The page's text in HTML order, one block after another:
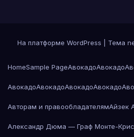
На платформе WordPress Тема
HomeSample PageАвокадоАвокадо
АвокадоАвокадоАвокадоАвокадо
Авторам и правообладателямАйзек
Александр Дюма — Граф Монте-